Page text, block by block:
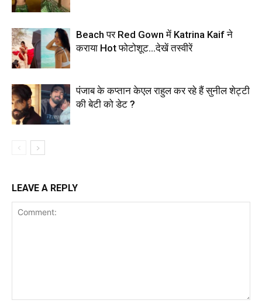
Beach पर Red Gown में Katrina Kaif ने
कराया Hot फोटोशूट…देखें तस्वीरें
पंजाब के कप्तान केएल राहुल कर रहे हैं सुनील शेट्टी
की बेटी को डेट ?
LEAVE A REPLY